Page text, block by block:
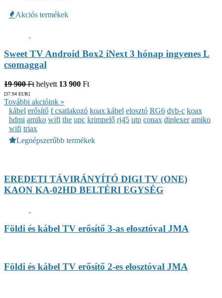
Akciós termékek
Sweet TV Android Box2 iNext 3 hónap ingyenes L
csomaggal
19 900 Ft helyett 13 900 Ft
[37.94 EUR]
További akcióink »
kábel erősítő f csatlakozó koax kábel elosztó RG6 dvb-c koax
hdmi amiko wifi the upc krimpelő rj45 utp conax diplexer amiko
wifi triax
Legnépszerűbb termékek
EREDETI TÁVIRÁNYÍTÓ DIGI TV (ONE)
KAON KA-02HD BELTÉRI EGYSÉG
Földi és kábel TV erősítő 3-as elosztóval JMA
Földi és kábel TV erősítő 2-es elosztóval JMA